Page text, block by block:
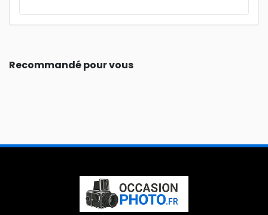
Recommandé pour vous